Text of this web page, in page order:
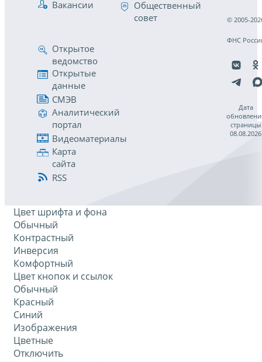
Вакансии
Общественный
совет
Открытое
ведомство
Открытые
данные
СМЭВ
Аналитический
портал
Видеоматериалы
Карта
сайта
RSS
© 2005-
ФНС
Дата
страницы
08.08.2026
Цвет шрифта и фона
Обычный
Контрастный
Инверсия
Комфортный
Цвет кнопок и ссылок
Обычный
Красный
Синий
Изображения
Цветные
Отключить